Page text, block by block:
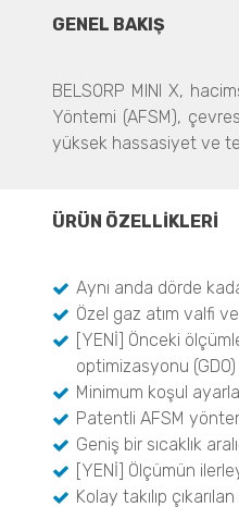
GENEL BAKIŞ
BELSORP MINI X,
Yöntemi (AFSM),
yüksek hassasiyet ve
ÜRÜN ÖZELLİKLERİ
Aynı anda dörde
Özel gaz atım valfi
[YENİ] Önceki
optimizasyonu
Minimum koşul
Patentli AFSM
Geniş bir sıcaklık
[YENİ] Ölçümün
Kolay takılıp